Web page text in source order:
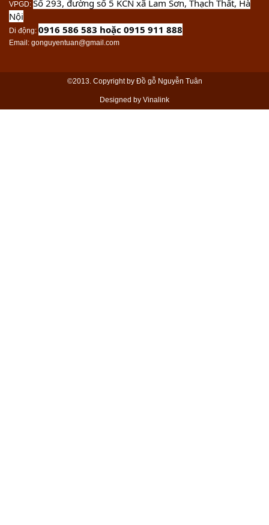
VPGD: Số 293, đường số 5 KCN xã Lam Sơn, Thạch Thất, Hà
Nội
Di động: 0916 586 583 hoặc 0915 911 888
Email : gonguyentuan@gmail.com
©2013. Copyright by Đồ gỗ Nguyễn Tuân
Designed by Vinalink